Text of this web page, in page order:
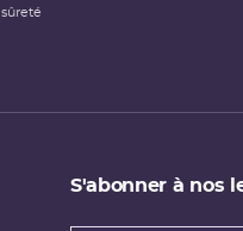
sûreté
S'abonner à nos